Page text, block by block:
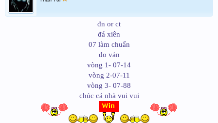
đn or ct
đá xiên
07 làm chuẩn
đo ván
vòng 1- 07-14
vòng 2-07-11
vòng 3- 07-88
chúc cả nhà vui vui